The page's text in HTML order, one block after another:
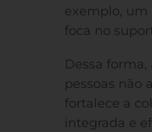
exemplo,
foca no
Dessa
pessoas não
fortalece a
integrada e